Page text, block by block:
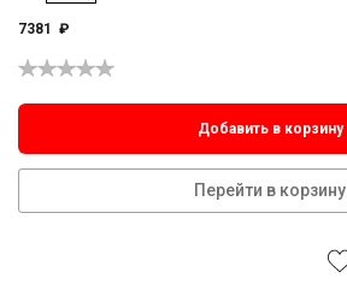
7381 ₽
Добавить в корзину
Перейти в корзину